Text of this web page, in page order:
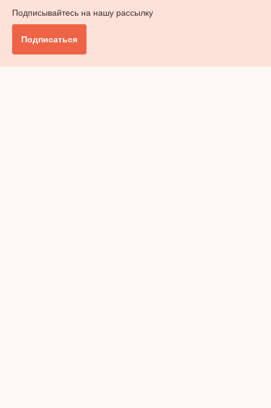
Подписывайтесь на нашу рассылку
Подписаться